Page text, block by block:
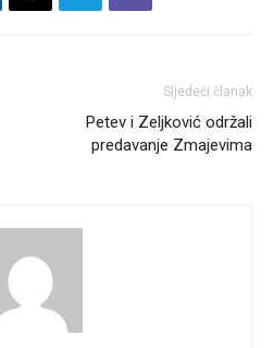
Sljedeći članak
Petev i Zeljković održali
predavanje Zmajevima